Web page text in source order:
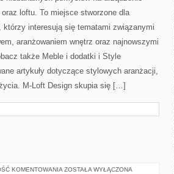
loftu. To miejsce stworzone dla
którzy interesują się tematami związanymi
aranżowaniem wnętrz oraz najnowszymi
także Meble i dodatki i Style
artykuły dotyczące stylowych aranżacji,
M-Loft Design skupia się […]
KOMENTOWANIA AKCESORIA
ZOSTAŁA WYŁĄCZONA